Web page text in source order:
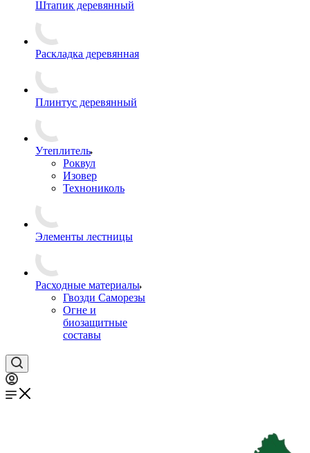
Штапик деревянный
Раскладка деревянная
Плинтус деревянный
Утеплитель
Роквул
Изовер
Технониколь
Элементы лестницы
Расходные материалы
Гвозди Саморезы
Огне и
биозащитные
составы